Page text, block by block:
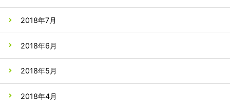
2018年7月
2018年6月
2018年5月
2018年4月